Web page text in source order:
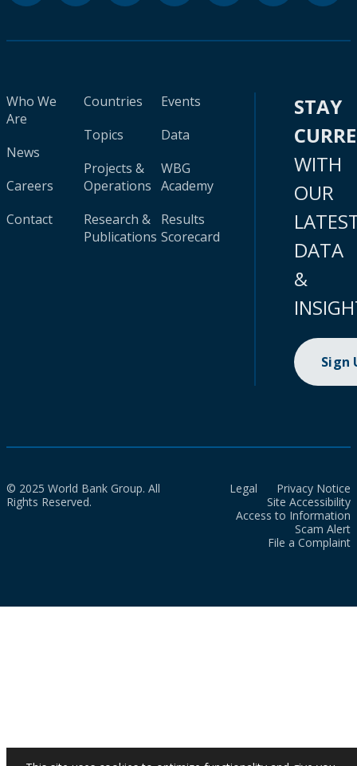
Who We
Are
News
Careers
Contact
Countries
Topics
Projects &
Operations
Research &
Publications
Events
Data
WBG
Academy
Results
Scorecard
STAY
WITH
OUR
DATA
&
Sign
© 2025 World Bank Group. All
Rights Reserved.
Legal
Privacy Notice
Site Accessibility
Access to Information
Scam Alert
File a Complaint